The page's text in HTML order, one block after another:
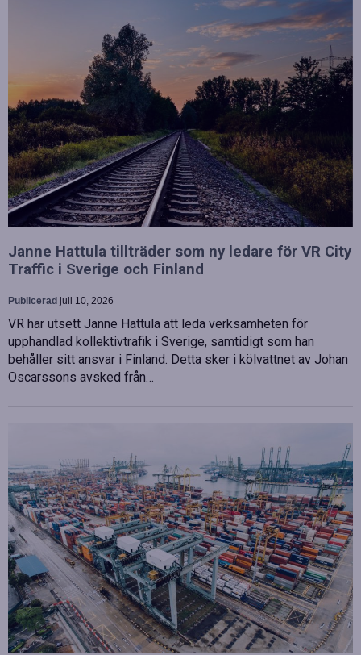
Janne Hattula tillträder som ny ledare för VR City
Traffic i Sverige och Finland
Publicerad juli 10, 2026
VR har utsett Janne Hattula att leda verksamheten för
upphandlad kollektivtrafik i Sverige, samtidigt som han
behåller sitt ansvar i Finland. Detta sker i kölvattnet av Johan
Oscarssons avsked från…